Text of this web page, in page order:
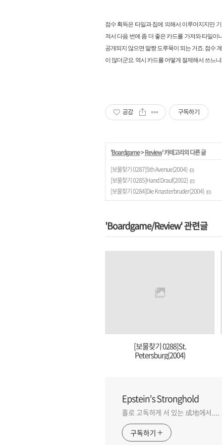
점수 획득은 타일과 칩에 의해서 이루어지지만
져서 다음 번에 좀 더 좋은 카드를 가져와 타일
공개되지 않으면 말짱 도루묵이 되는 거죠. 점수
이 많더군요. 역시 카드를 어떻게 절제해서 쓰느
공감 구독하기
'Boardgame>Review' 카테고리의 다른 글
[보물찾기 0287]5th Avenue(2004) (0)
[보물찾기 0285]Hand Drauf(2002) (0)
[보물찾기 0284]Die Knasterbruder(2004) (0)
'Boardgame/Review' 관련글
[보물찾기 0288]St.
Petersburg(2004)
Epstein's Stronghold
홀로 고독하게 서 있는 成地에서....
구독하기